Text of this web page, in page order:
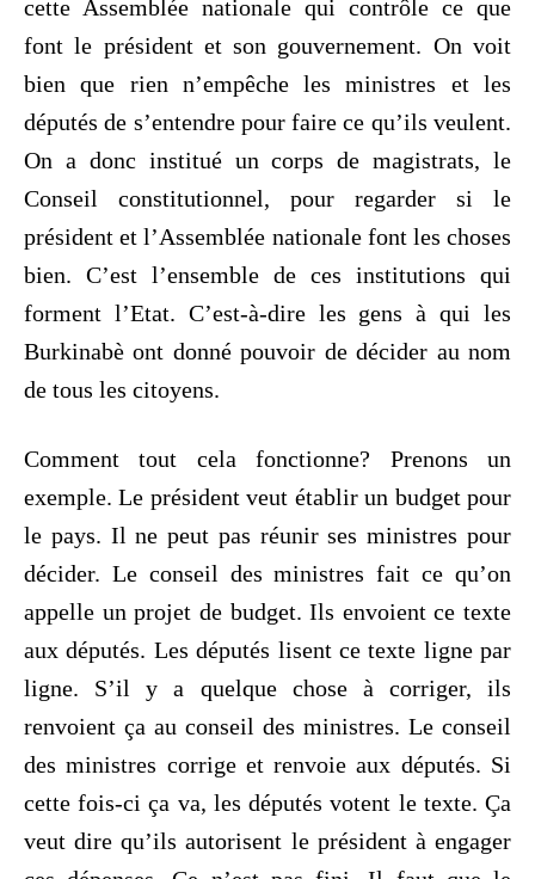
cette Assemblée nationale qui contrôle ce que
font le président et son gouvernement. On voit
bien que rien n’empêche les ministres et les
députés de s’entendre pour faire ce qu’ils veulent.
On a donc institué un corps de magistrats, le
Conseil constitutionnel, pour regarder si le
président et l’Assemblée nationale font les choses
bien. C’est l’ensemble de ces institutions qui
forment l’Etat. C’est-à-dire les gens à qui les
Burkinabè ont donné pouvoir de décider au nom
de tous les citoyens.
Comment tout cela fonctionne? Prenons un
exemple. Le président veut établir un budget pour
le pays. Il ne peut pas réunir ses ministres pour
décider. Le conseil des ministres fait ce qu’on
appelle un projet de budget. Ils envoient ce texte
aux députés. Les députés lisent ce texte ligne par
ligne. S’il y a quelque chose à corriger, ils
renvoient ça au conseil des ministres. Le conseil
des ministres corrige et renvoie aux députés. Si
cette fois-ci ça va, les députés votent le texte. Ça
veut dire qu’ils autorisent le président à engager